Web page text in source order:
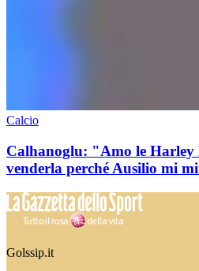
Calcio
Calhanoglu: "Amo le Harley
venderla perché Ausilio mi
Golssip.it